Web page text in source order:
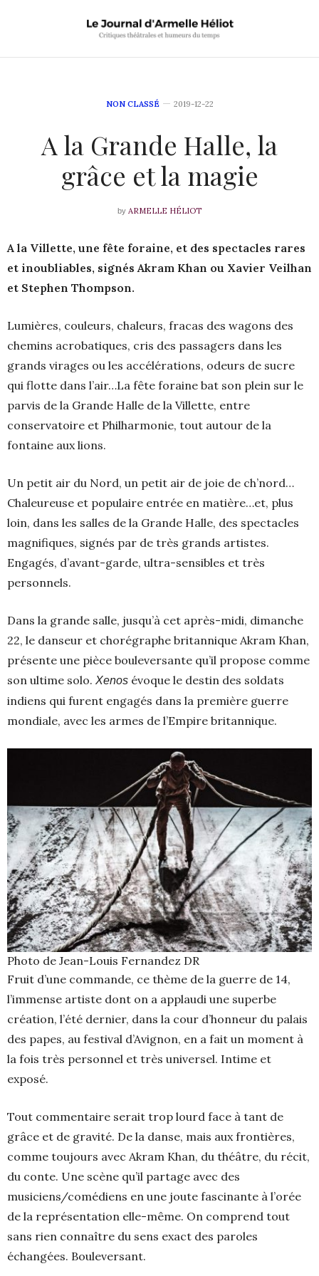
NON CLASSÉ 2019-12-22
A la Grande Halle, la
grâce et la magie
by ARMELLE HÉLIOT
A la Villette, une fête foraine, et des spectacles rares
et inoubliables, signés Akram Khan ou Xavier Veilhan
et Stephen Thompson.
Lumières, couleurs, chaleurs, fracas des wagons des
chemins acrobatiques, cris des passagers dans les
grands virages ou les accélérations, odeurs de sucre
qui flotte dans l’air…La fête foraine bat son plein sur le
parvis de la Grande Halle de la Villette, entre
conservatoire et Philharmonie, tout autour de la
fontaine aux lions.
Un petit air du Nord, un petit air de joie de ch’nord…
Chaleureuse et populaire entrée en matière…et, plus
loin, dans les salles de la Grande Halle, des spectacles
magnifiques, signés par de très grands artistes.
Engagés, d’avant-garde, ultra-sensibles et très
personnels.
Dans la grande salle, jusqu’à cet après-midi, dimanche
22, le danseur et chorégraphe britannique Akram Khan,
présente une pièce bouleversante qu’il propose comme
son ultime solo. Xenos évoque le destin des soldats
indiens qui furent engagés dans la première guerre
mondiale, avec les armes de l’Empire britannique.
Photo de Jean-Louis Fernandez DR
Fruit d’une commande, ce thème de la guerre de 14,
l’immense artiste dont on a applaudi une superbe
création, l’été dernier, dans la cour d’honneur du palais
des papes, au festival d’Avignon, en a fait un moment à
la fois très personnel et très universel. Intime et
exposé.
Tout commentaire serait trop lourd face à tant de
grâce et de gravité. De la danse, mais aux frontières,
comme toujours avec Akram Khan, du théâtre, du récit,
du conte. Une scène qu’il partage avec des
musiciens/comédiens en une joute fascinante à l’orée
de la représentation elle-même. On comprend tout
sans rien connaître du sens exact des paroles
échangées. Bouleversant.